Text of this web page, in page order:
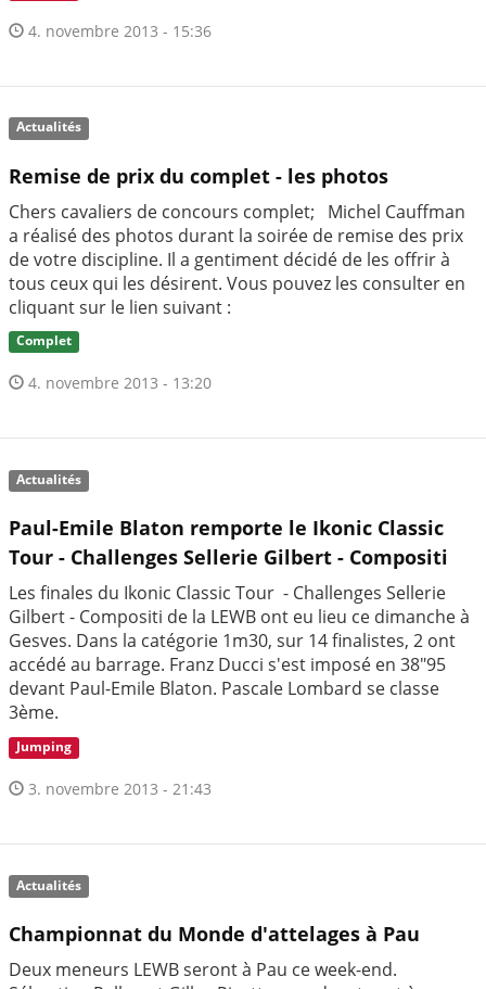
4. novembre 2013 - 15:36
Actualités
Remise de prix du complet - les photos
Chers cavaliers de concours complet; Michel Cauffman
a réalisé des photos durant la soirée de remise des prix
de votre discipline. Il a gentiment décidé de les offrir à
tous ceux qui les désirent. Vous pouvez les consulter en
cliquant sur le lien suivant :
Complet
4. novembre 2013 - 13:20
Actualités
Paul-Emile Blaton remporte le Ikonic Classic
Tour - Challenges Sellerie Gilbert - Compositi
Les finales du Ikonic Classic Tour - Challenges Sellerie
Gilbert - Compositi de la LEWB ont eu lieu ce dimanche à
Gesves. Dans la catégorie 1m30, sur 14 finalistes, 2 ont
accédé au barrage. Franz Ducci s'est imposé en 38"95
devant Paul-Emile Blaton. Pascale Lombard se classe
3ème.
Jumping
3. novembre 2013 - 21:43
Actualités
Championnat du Monde d'attelages à Pau
Deux meneurs LEWB seront à Pau ce week-end.